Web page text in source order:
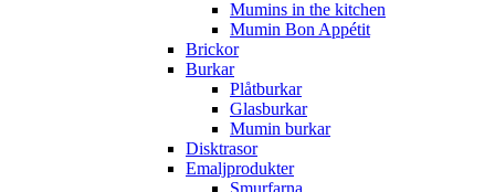
Mumins in the kitchen
Mumin Bon Appétit
Brickor
Burkar
Plåtburkar
Glasburkar
Mumin burkar
Disktrasor
Emaljprodukter